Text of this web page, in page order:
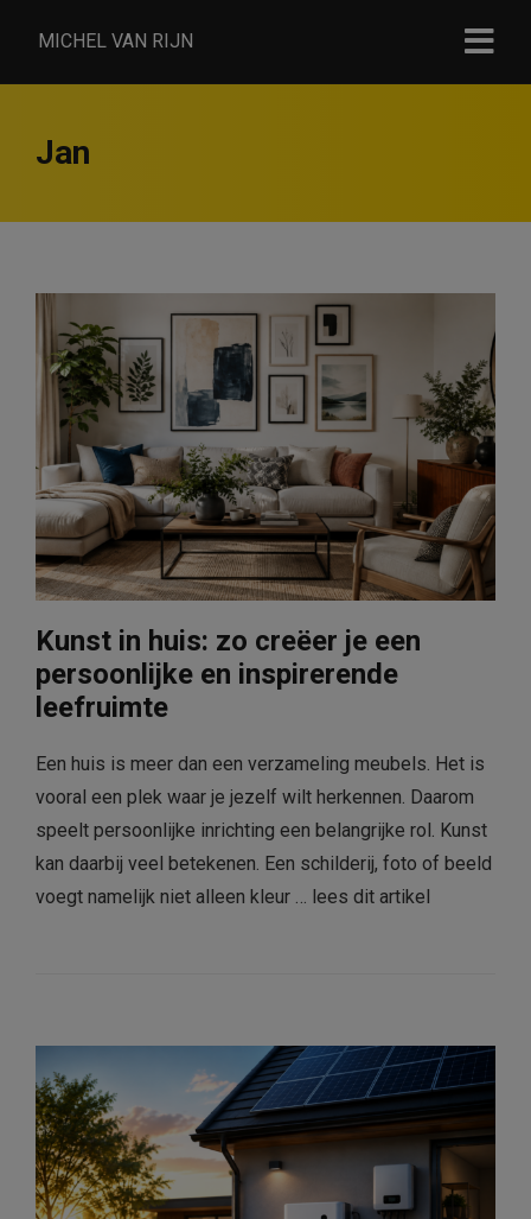
MICHEL VAN RIJN
Jan
Kunst in huis: zo creëer je een
persoonlijke en inspirerende
leefruimte
Een huis is meer dan een verzameling meubels. Het is
vooral een plek waar je jezelf wilt herkennen. Daarom
speelt persoonlijke inrichting een belangrijke rol. Kunst
kan daarbij veel betekenen. Een schilderij, foto of beeld
voegt namelijk niet alleen kleur … lees dit artikel